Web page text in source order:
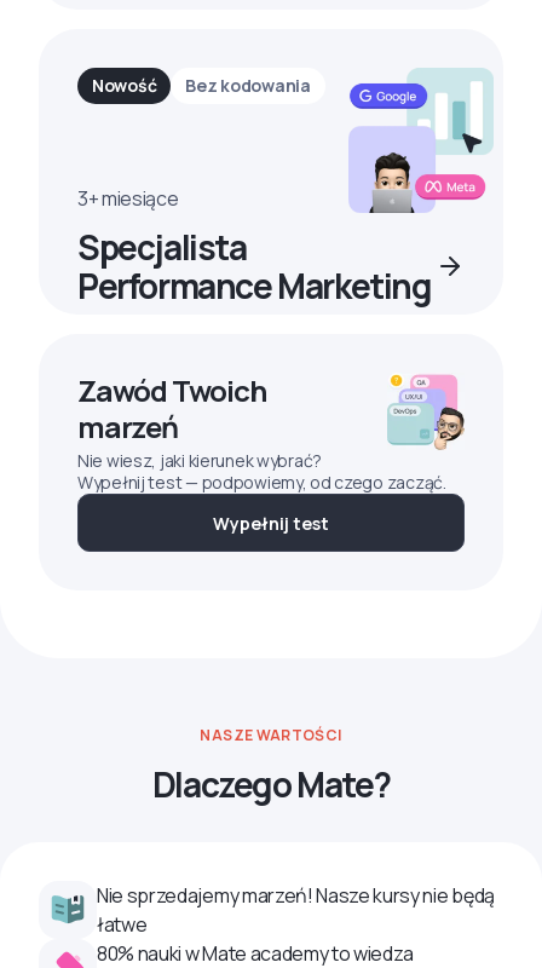
Nowość Bez kodowania
3+ miesiące
Specjalista
Performance Marketing
Zawód Twoich
marzeń
Nie wiesz, jaki kierunek wybrać?
Wypełnij test — podpowiemy, od czego zacząć.
Wypełnij test
NASZE WARTOŚCI
Dlaczego Mate?
Nie sprzedajemy marzeń! Nasze kursy nie będą
łatwe
80% nauki w Mate academy to wiedza